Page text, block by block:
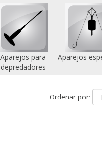
Aparejos para
depredadores
Aparejos
Ordenar por: